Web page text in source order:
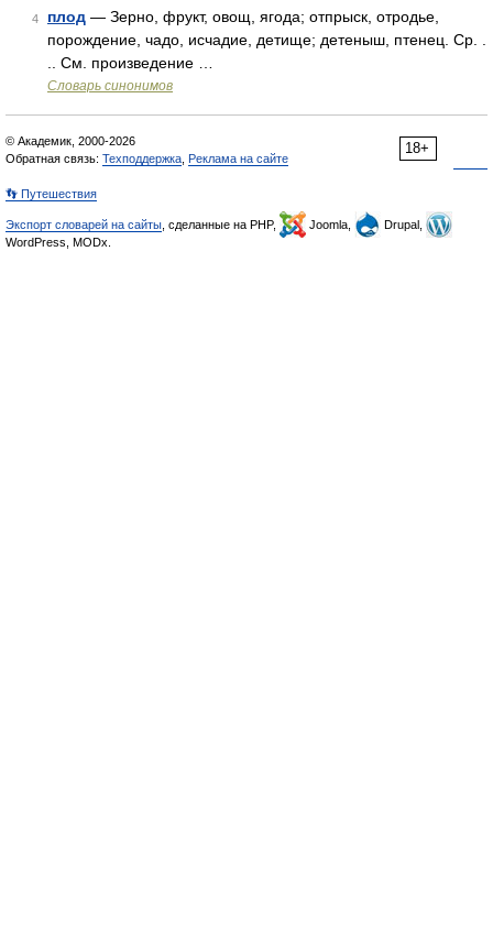
4 плод — Зерно, фрукт, овощ, ягода; отпрыск, отродье,
порождение, чадо, исчадие, детище; детеныш, птенец. Ср. .
.. См. произведение …
Словарь синонимов
18+
© Академик, 2000-2026
Обратная связь: Техподдержка Реклама на сайте
👣 Путешествия
Экспорт словарей на сайты , сделанные на PHP, Joomla,
Drupal,
WordPress, MODx.